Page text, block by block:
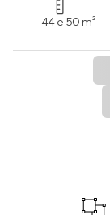
44 e 50 m²